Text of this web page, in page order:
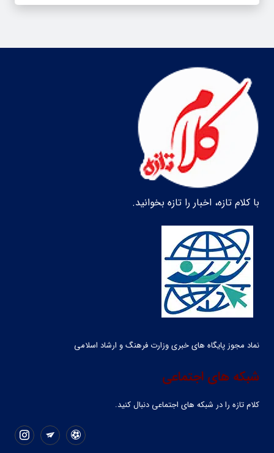
با کلام تازه، اخبار را تازه بخوانید.
نماد مجوز پایگاه های خبری وزارت فرهنگ و ارشاد اسلامی
شبکه های اجتماعی
کلام تازه را در شبکه ‌های اجتماعی دنبال کنید.